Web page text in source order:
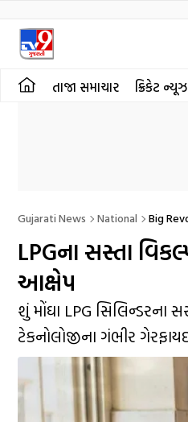
તાજા સમાચાર ક્રિકેટ ન્યૂઝ
Gujarati News National Big
LPGના સસ્તા
આક્ષેપ
શું મોંઘા LPG
ટેકનોલોજીના ગંભીર